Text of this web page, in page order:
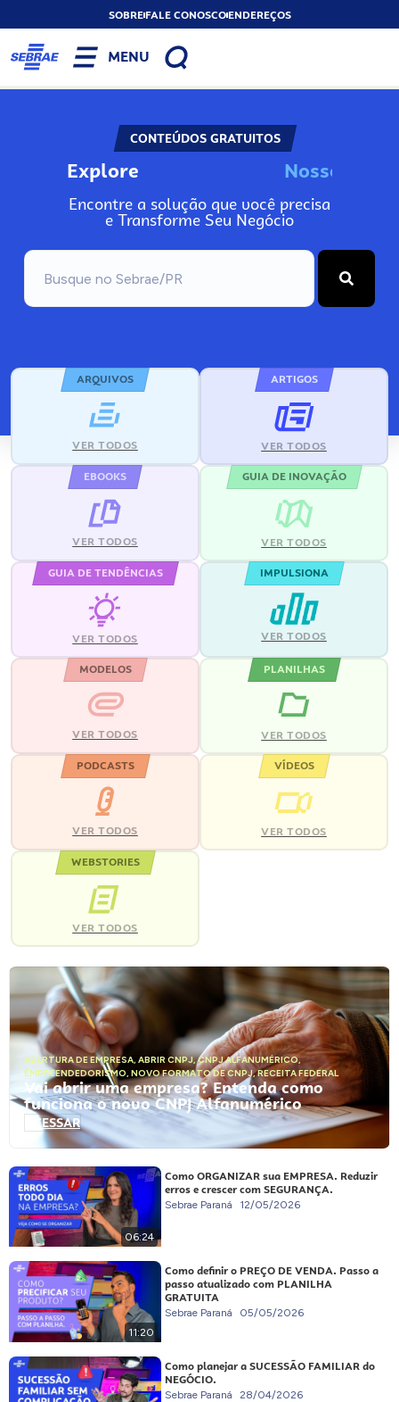
SOBREFALE CONOSCOENDEREÇOS
MENU
CONTEÚDOS GRATUITOS
Explore Nosso
Encontre a solução que você precisa
e Transforme Seu Negócio
ARQUIVOS
VER TODOS
ARTIGOS
VER TODOS
EBOOKS
VER TODOS
GUIA DE INOVAÇÃO
VER TODOS
GUIA DE TENDÊNCIAS
VER TODOS
IMPULSIONA
VER TODOS
MODELOS
VER TODOS
PLANILHAS
VER TODOS
PODCASTS
VER TODOS
VÍDEOS
VER TODOS
WEBSTORIES
VER TODOS
ABERTURA DE EMPRESA, ABRIR CNPJ,CNPJ ALFANUMÉRICO,
EMPREENDEDORISMO, NOVO FORMATO DE CNPJ,RECEITA FEDERAL
Vai abrir uma empresa? Entenda como
funciona o novo CNPJ Alfanumérico
ACESSAR
06:24
Como ORGANIZAR sua EMPRESA. Reduzir
erros e crescer com SEGURANÇA.
Sebrae Paraná 12/05/2026
11:20
Como definir o PREÇO DE VENDA. Passo a
passo atualizado com PLANILHA
GRATUITA
Sebrae Paraná 05/05/2026
Como planejar a SUCESSÃO FAMILIAR do
NEGÓCIO.
Sebrae Paraná 28/04/2026